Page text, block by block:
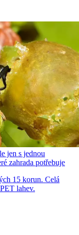
jen s jednou
zahrada potřebuje
15 korun. Celá
lahev.